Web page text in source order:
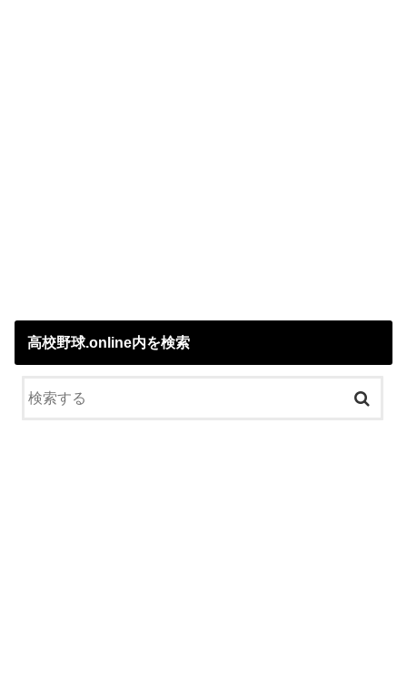
高校野球.online内を検索